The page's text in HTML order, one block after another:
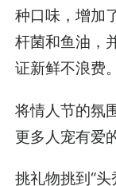
种口味，增加
杆菌和鱼油，
证新鲜不浪费。
将情人节的氛
更多人宠有爱
挑礼物挑到“